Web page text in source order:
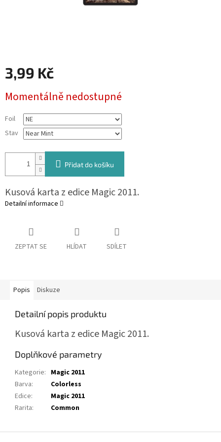
3,99 Kč
cena:
Momentálně nedostupné
Foil
Stav
Přidat do košíku
Kusová karta z edice Magic 2011.
Detailní informace
ZEPTAT SE HLÍDAT SDÍLET
Popis Diskuze
Detailní popis produktu
Kusová karta z edice Magic 2011.
Doplňkové parametry
Kategorie: Magic 2011
Barva:
Colorless
Edice:
Magic 2011
Rarita: Common